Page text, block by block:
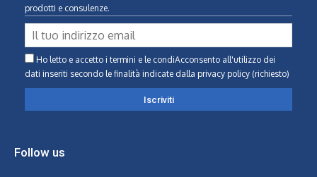
prodotti e consulenze.
Ho letto e accetto i termini e le condiAcconsento all'utilizzo dei
dati inseriti secondo le finalità indicate dalla privacy policy (richiesto)
Follow us